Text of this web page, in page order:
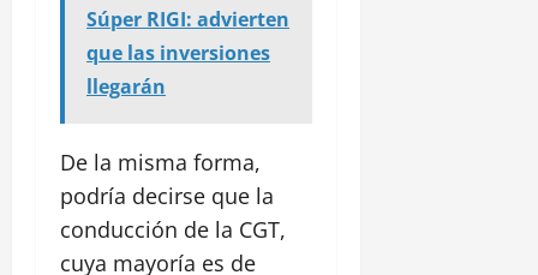
Súper RIGI: advierten
que las inversiones
llegarán
De la misma forma,
podría decirse que la
conducción de la CGT,
cuya mayoría es de